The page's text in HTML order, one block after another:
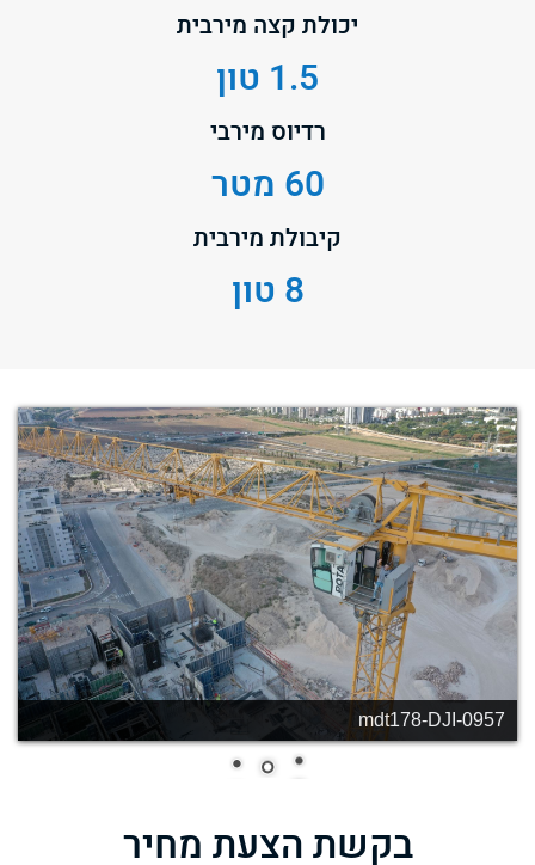
יכולת קצה מירבית
1.5 טון
רדיוס מירבי
60 מטר
קיבולת מירבית
8 טון
mdt178-DJI-0956
בקשת הצעת מחיר